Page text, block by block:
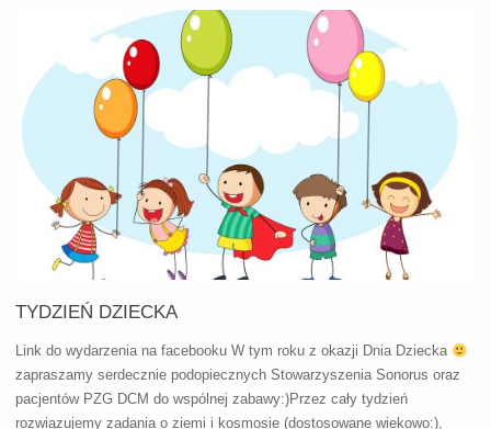
DLA
RODZIN
IMPLANTAMI
SŁUCHOWYMI
TYDZIEŃ DZIECKA
Link do wydarzenia na facebooku W tym roku z okazji Dnia Dziecka
zapraszamy serdecznie podopiecznych Stowarzyszenia Sonorus oraz
pacjentów PZG DCM do wspólnej zabawy:)Przez cały tydzień
rozwiązujemy zadania o ziemi i kosmosie (dostosowane wiekowo:),